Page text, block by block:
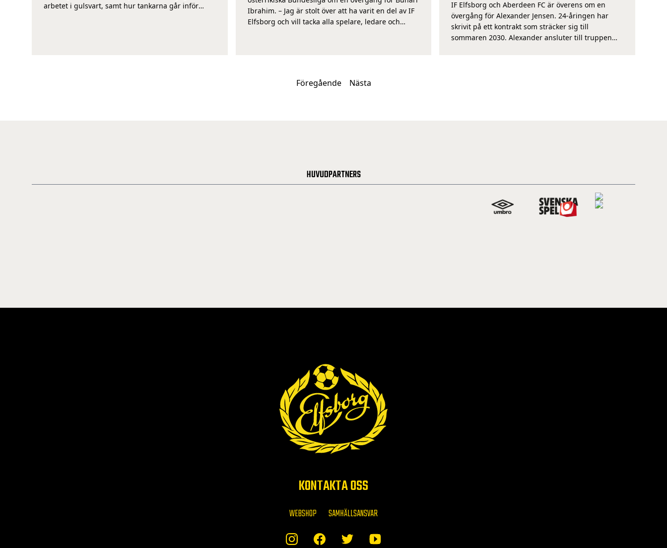
arbetet i gulsvart, samt hur tankarna går inför
Ibrahim. – Jag är stolt över att ha varit en del av IF
Elfsborg och vill tacka alla spelare, ledare och
IF Elfsborg och Aberdeen FC är överens om en
övergång för Alexander Jensen. 24-åringen har
skrivit på ett kontrakt som sträcker sig till
sommaren 2030. Alexander ansluter till truppen
Föregående Nästa
HUVUDPARTNERS
KONTAKTA OSS
WEBSHOP SAMHÄLLSANSVAR